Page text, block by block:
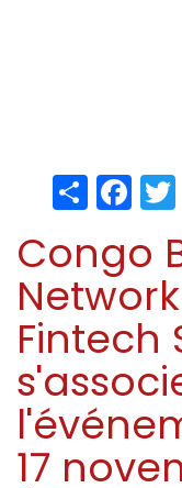
Share
Congo
Fintech
17